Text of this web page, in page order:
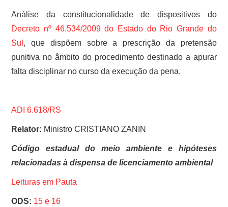
Análise da constitucionalidade de dispositivos do
Decreto nº 46.534/2009 do Estado do Rio Grande do
Sul , que dispõem sobre a prescrição da pretensão
punitiva no âmbito do procedimento destinado a apurar
falta disciplinar no curso da execução da pena.
ADI 6.618/RS
Relator: Ministro CRISTIANO ZANIN
Código estadual do meio ambiente e hipóteses
relacionadas à dispensa de licenciamento ambiental
Leituras em Pauta
ODS: 15 e 16